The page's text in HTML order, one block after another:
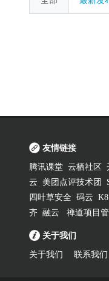
友情链接
腾讯课堂 云栖社区
云
美团点评技术团
四叶草安全 码云
齐 融云 禅道项目
关于我们
关于我们 联系我们